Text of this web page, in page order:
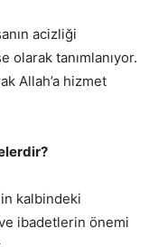
acizliği
olarak tanımlanıyor.
Allah’a hizmet
kalbindeki
ibadetlerin önemi